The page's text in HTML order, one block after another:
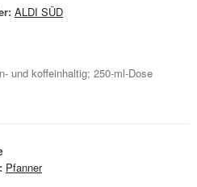
ALDI SÜD
und koffeinhaltig; 250-ml-Dose
Pfanner